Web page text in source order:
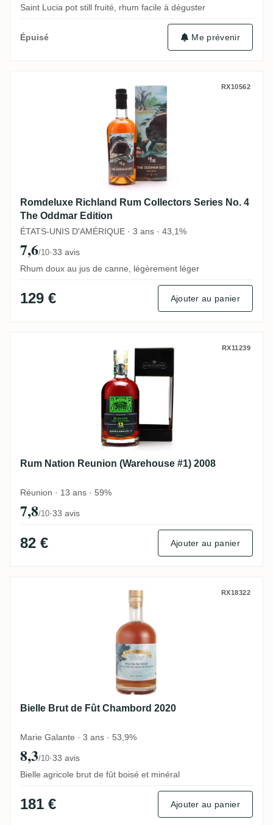
Saint Lucia pot still fruité, rhum facile à déguster
Épuisé Me prévenir
Romdeluxe Richland Rum Collectors
RX10562
Romdeluxe Richland Rum Collectors Series No. 4
The Oddmar Edition
ÉTATS-UNIS D'AMÉRIQUE · 3 ans · 43,1%
7,6/10·33 avis
Rhum doux au jus de canne, légèrement léger
129 € Ajouter au panier
Rum Nation Reunion (Warehouse #1) 2008
RX11239
Rum Nation Reunion (Warehouse #1) 2008
Réunion · 13 ans · 59%
7,8/10·33 avis
82 € Ajouter au panier
Bielle Brut de Fût Chambord 2020RX18322
Bielle Brut de Fût Chambord 2020
Marie Galante · 3 ans · 53,9%
8,3/10·33 avis
Bielle agricole brut de fût boisé et minéral
181 € Ajouter au panier